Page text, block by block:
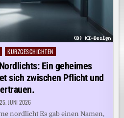
KURZGESCHICHTEN
Ein geheimes
sich zwischen Pflicht und
25. JUNI 2026
nordlicht Es gab einen Namen,